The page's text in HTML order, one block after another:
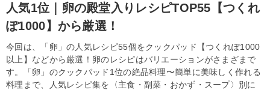
人気1位｜卵の殿堂入りレシピTOP55【つくれ
ぽ1000】から厳選！
今回は、「卵」の人気レシピ55個をクックパッド【つくれぽ1000
以上】などから厳選！卵のレシピはバリエーションがさまざまで
す。「卵」のクックパッド1位の絶品料理〜簡単に美味しく作れる
料理まで、人気レシピ集を〈主食・副菜・おかず・スープ〉別に